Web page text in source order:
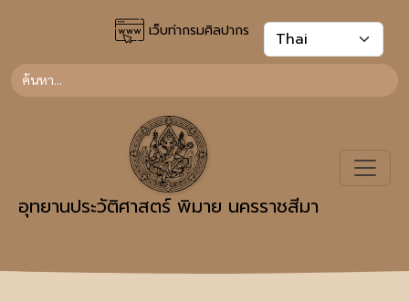
เว็บท่ากรมศิลปากร
อุทยานประวัติศาสตร์ พิมาย นครราชสีมา